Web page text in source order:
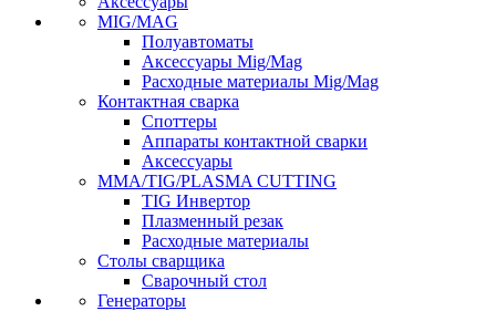
MIG/MAG
Полуавтоматы
Аксессуары Mig/Mag
Расходные материалы Mig/Mag
Контактная сварка
Споттеры
Аппараты контактной сварки
Аксессуары
MMA/TIG/PLASMA CUTTING
TIG Инвертор
Плазменный резак
Расходные материалы
Столы сварщика
Сварочный стол
Генераторы